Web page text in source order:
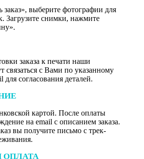
выберите фотографии для
Загрузите снимки, нажмите
заказа к печати наши
связаться с Вами по указанному
для согласования деталей.
картой. После оплаты
на email с описанием заказа.
вы получите письмо с трек-
ОПЛАТА